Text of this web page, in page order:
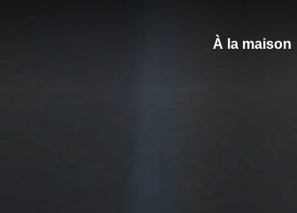
À la maison